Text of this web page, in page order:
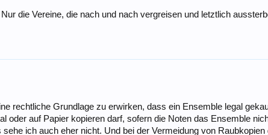
die Vereine, die nach und nach vergreisen und letztlich
rechtliche Grundlage zu erwirken, dass ein Ensemble legal
oder auf Papier kopieren darf, sofern die Noten das Ensemble
ich auch eher nicht. Und bei der Vermeidung von